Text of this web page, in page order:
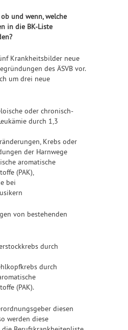
und wenn, welche
in die BK-Liste
Krankheitsbilder neue
des ÄSVB vor.
um drei neue
oder chronisch-
durch 1,3
Krebs oder
der Harnwege
aromatische
(PAK),
bei
von bestehenden
durch
durch
(PAK).
diesen
werden diese